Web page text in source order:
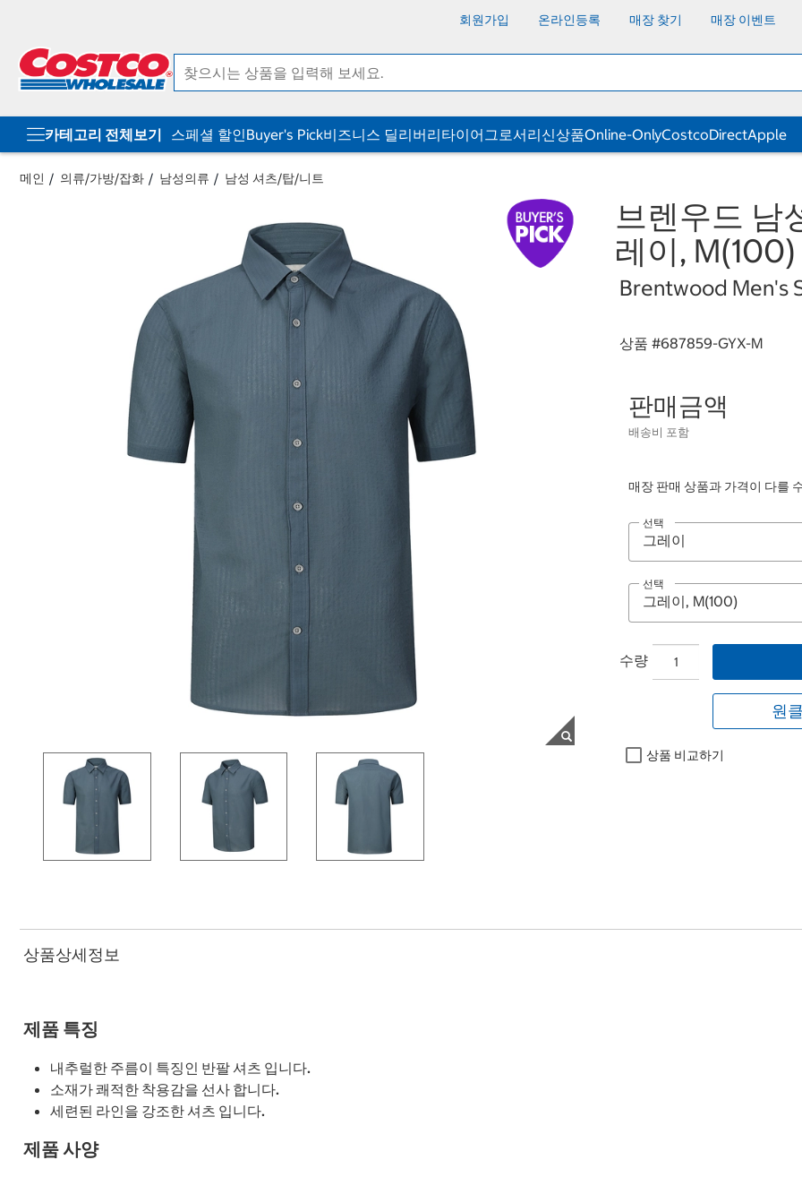
회원가입 온라인등록 매장 찾기 매장 이벤트
카테고리 전체보기 스페셜 할인Buyer's Pick비즈니스 딜리버리타이어그로서리신상품Online-OnlyCostcoDirectApple
메인 의류/가방/잡화 남성의류 남성 셔츠/탑/니트
브렌우드 남
레이, M(100)
Brentwood Men's
상품 #687859-GYX-M
판매금액
배송비 포함
매장 판매 상품과 가격이 다를
선택
선택
수량
원
상품 비교하기
상품상세정보
제품 특징
내추럴한 주름이 특징인 반팔 셔츠 입니다.
소재가 쾌적한 착용감을 선사 합니다.
세련된 라인을 강조한 셔츠 입니다.
제품 사양